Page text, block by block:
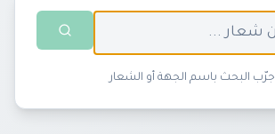
جرّب البحث باسم الجهة أو الشعار